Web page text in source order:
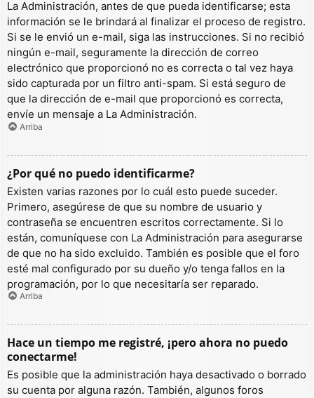
La Administración, antes de que pueda identificarse; esta
información se le brindará al finalizar el proceso de registro.
Si se le envió un e-mail, siga las instrucciones. Si no recibió
ningún e-mail, seguramente la dirección de correo
electrónico que proporcionó no es correcta o tal vez haya
sido capturada por un filtro anti-spam. Si está seguro de
que la dirección de e-mail que proporcionó es correcta,
envíe un mensaje a La Administración.
Arriba
¿Por qué no puedo identificarme?
Existen varias razones por lo cuál esto puede suceder.
Primero, asegúrese de que su nombre de usuario y
contraseña se encuentren escritos correctamente. Si lo
están, comuníquese con La Administración para asegurarse
de que no ha sido excluido. También es posible que el foro
esté mal configurado por su dueño y/o tenga fallos en la
programación, por lo que necesitaría ser reparado.
Arriba
Hace un tiempo me registré, ¡pero ahora no puedo
conectarme!
Es posible que la administración haya desactivado o borrado
su cuenta por alguna razón. También, algunos foros